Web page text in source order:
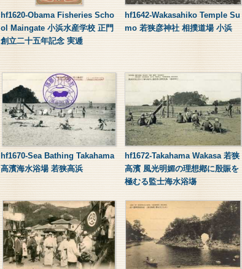
hf1620-Obama Fisheries Scho
ol Maingate 小浜水産学校 正門
創立二十五年記念 実逓
hf1642-Wakasahiko Temple Su
mo 若狭彦神社 相撲道場 小浜
hf1670-Sea Bathing Takahama
高濱海水浴場 若狭高浜
hf1672-Takahama Wakasa 若狭
高濱 風光明媚の理想鄕に殷賑を
極むる監士海水浴塲